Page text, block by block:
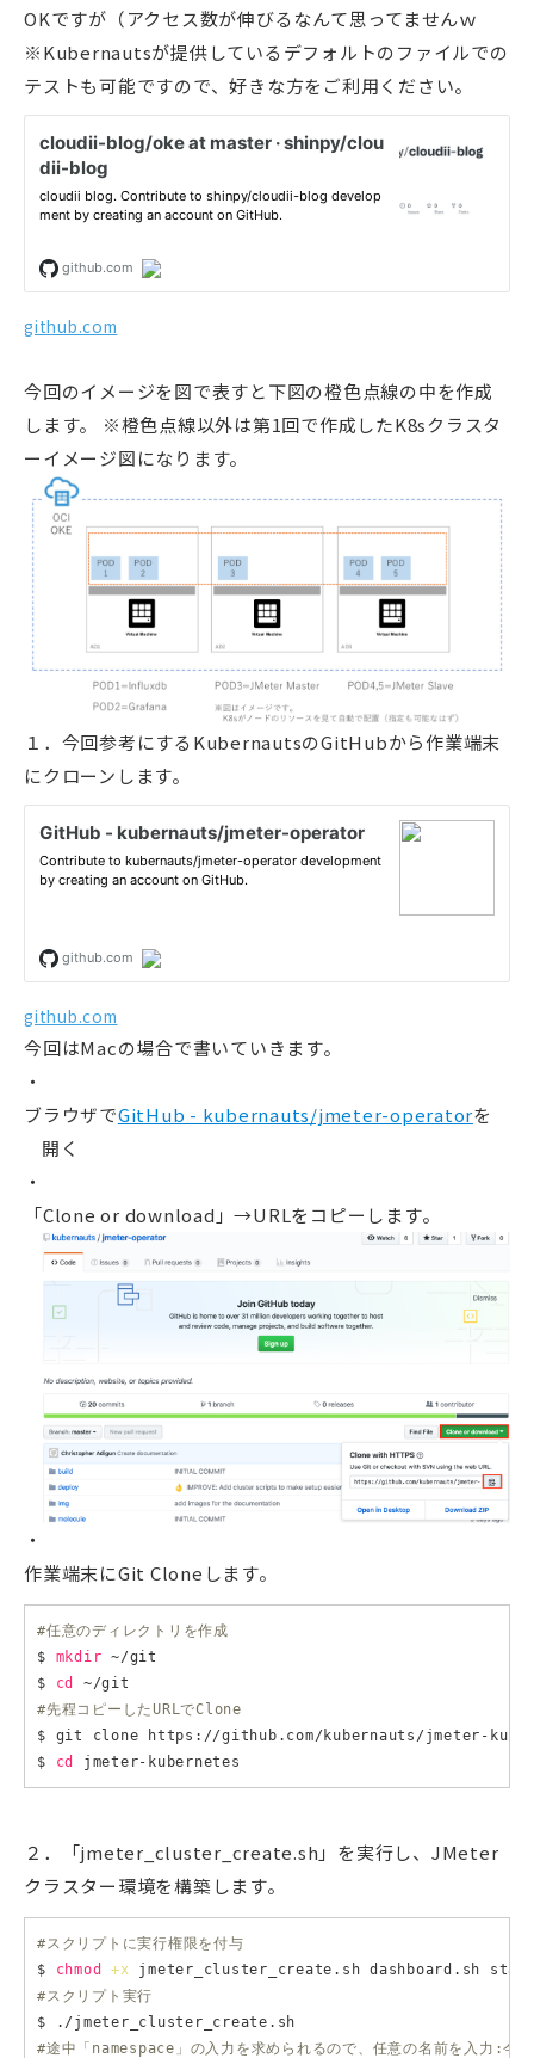
OKですが（アクセス数が伸びるなんて思ってませんｗ
※Kubernautsが提供しているデフォルトのファイルでの
テストも可能ですので、好きな方をご利用ください。
github.com
今回のイメージを図で表すと下図の橙色点線の中を作成
します。 ※橙色点線以外は第1回で作成したK8sクラスタ
ーイメージ図になります。
１．今回参考にするKubernautsのGitHubから作業端末
にクローンします。
github.com
今回はMacの場合で書いていきます。
ブラウザでGitHub - kubernauts/jmeter-operatorを
開く
「Clone or download」→URLをコピーします。
作業端末にGit Cloneします。
#任意のディレクトリを作成
$ mkdir ~/git
$
cd
#先程コピーしたURLでClone
$ git clone https://github.com/kubernauts/jmeter-
$
cd
２．「jmeter_cluster_create.sh」を実行し、JMeter
クラスター環境を構築します。
#スクリプトに実行権限を付与
$
chmod
+x
#スクリプト実行
#途中「namespace」の入力を求められるので、任意の名前を入力:今